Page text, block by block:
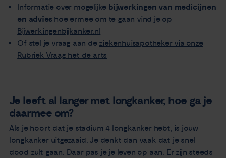
Informatie over mogelijke bijwerkingen van medicijnen
en advies hoe ermee om te gaan vind je op
Bijwerkingenbijkanker.nl
Of stel je vraag aan de ziekenhuisapotheker via onze
Rubriek Vraag het de arts
Je leeft al langer met longkanker, hoe ga je
daarmee om?
Als je hoort dat je stadium 4 longkanker hebt, is jouw
longkanker uitgezaaid. Je denkt dan vaak dat je snel
dood zult gaan. Daar pas je je leven op aan. Er zijn steeds